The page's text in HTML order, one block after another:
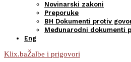
Novinarski zakoni
Preporuke
BH Dokumenti protiv
Međunarodni dokumenti
Eng
Klix.baŽalbe i prigovori